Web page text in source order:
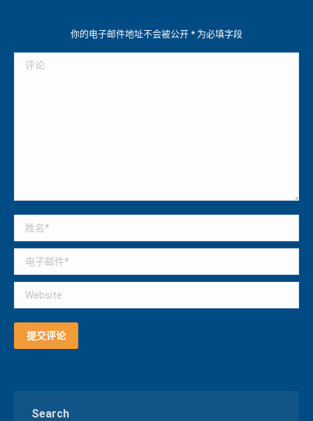
你的电子邮件地址不会被公开 * 为必填字段
评论
姓名 *
电子邮件 *
Website
提交评论
Search